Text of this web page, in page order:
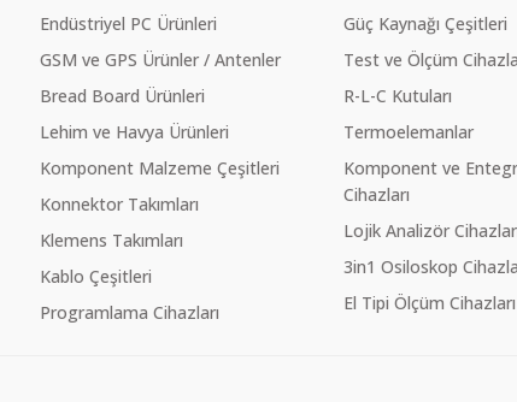
Endüstriyel PC Ürünleri
GSM ve GPS Ürünler / Antenler
Bread Board Ürünleri
Lehim ve Havya Ürünleri
Komponent Malzeme Çeşitleri
Konnektor Takımları
Klemens Takımları
Kablo Çeşitleri
Programlama Cihazları
Güç Kaynağı Çeşitleri
Test ve Ölçüm
R-L-C Kutuları
Termoelemanlar
Komponent ve
Cihazları
Lojik Analizör
3in1 Osiloskop
El Tipi Ölçüm Cihazları